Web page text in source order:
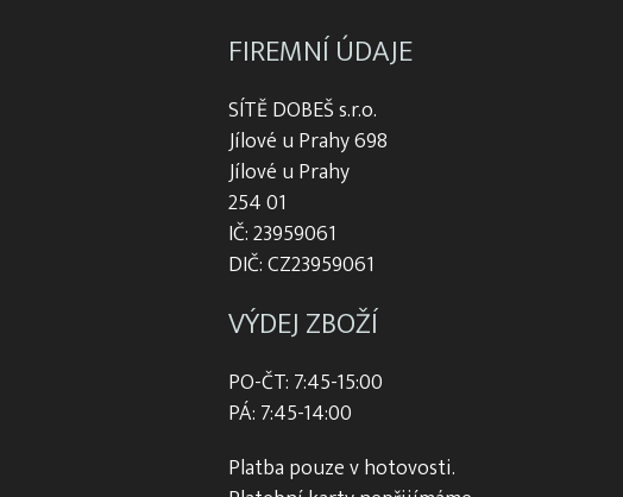
FIREMNÍ ÚDAJE
SÍTĚ DOBEŠ s.r.o.
Jílové u Prahy 698
Jílové u Prahy
254 01
IČ: 23959061
DIČ: CZ23959061
VÝDEJ ZBOŽÍ
PO-ČT: 7:45-15:00
PÁ: 7:45-14:00
Platba pouze v hotovosti.